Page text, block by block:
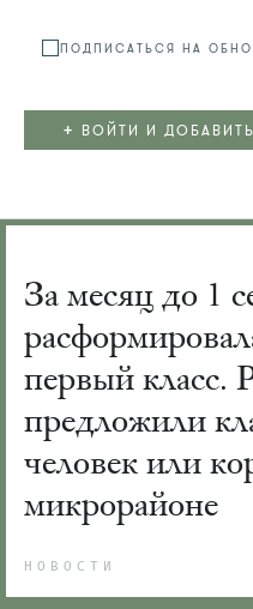
ПОДПИСАТЬСЯ НА
+ ВОЙТИ И
За месяц до 1
первый класс.
предложили
человек или
микрорайоне
НОВОСТИ